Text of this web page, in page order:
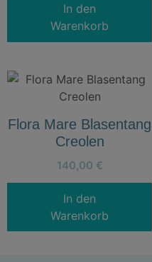
In den
Warenkorb
Flora Mare Blasentang
Creolen
140,00 €
In den
Warenkorb